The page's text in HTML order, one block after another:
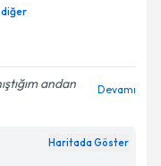
diğer
andan
Devamı
Haritada Göster